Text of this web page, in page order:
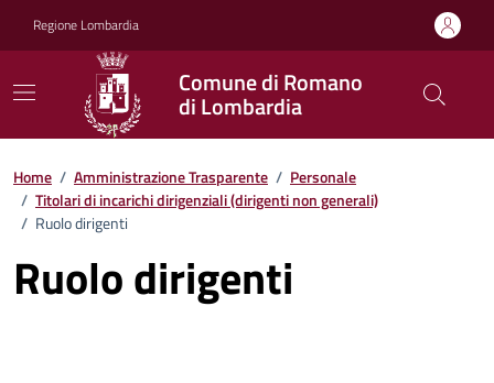
Regione Lombardia
Comune di Romano
di Lombardia
Home / Amministrazione Trasparente / Personale
/ Titolari di incarichi dirigenziali (dirigenti non generali)
/ Ruolo dirigenti
Ruolo dirigenti